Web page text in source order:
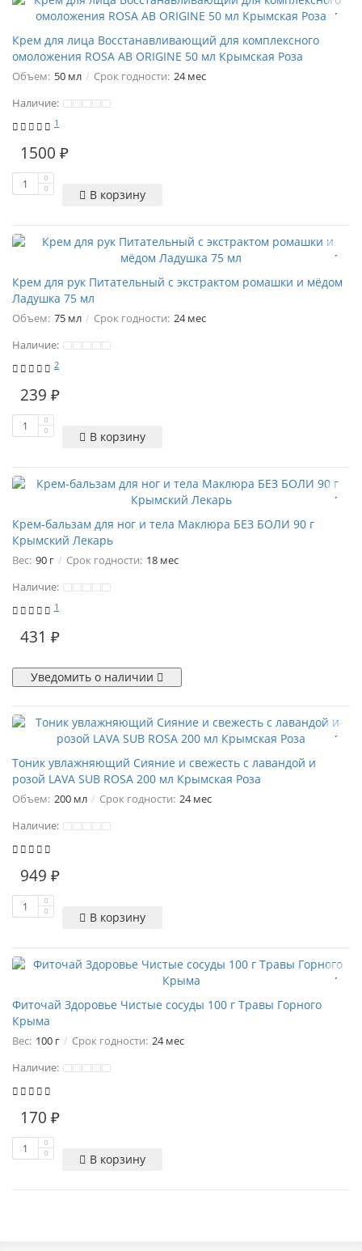
Крем для лица Восстанавливающий для комплексного
омоложения ROSA AB ORIGINE 50 мл Крымская Роза
Объем: 50 мл Срок годности: 24 мес
Наличие:
1
1500 ₽
В корзину
Крем для рук Питательный с экстрактом ромашки и мёдом
Ладушка 75 мл
Объем: 75 мл Срок годности: 24 мес
Наличие:
2
239 ₽
В корзину
Крем-бальзам для ног и тела Маклюра БЕЗ БОЛИ 90 г
Крымский Лекарь
Вес: 90 г Срок годности: 18 мес
Наличие:
1
431 ₽
Уведомить о наличии
Тоник увлажняющий Сияние и свежесть с лавандой и
розой LAVA SUB ROSA 200 мл Крымская Роза
Объем: 200 мл Срок годности: 24 мес
Наличие:
949 ₽
В корзину
Фиточай Здоровье Чистые сосуды 100 г Травы Горного
Крыма
Вес: 100 г Срок годности: 24 мес
Наличие:
170 ₽
В корзину